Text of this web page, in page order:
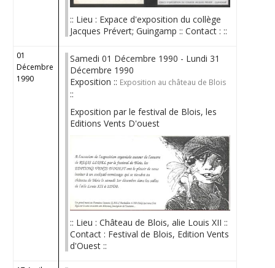
:: Lieu : Expace d'exposition du collège
Jacques Prévert; Guingamp :: Contact : ::
01
Décembre
1990
Samedi 01 Décembre 1990 - Lundi 31
Décembre 1990
Exposition :: Exposition au château de Blois
::
Exposition par le festival de Blois, les
Editions Vents D'ouest
:: Lieu : Château de Blois, alie Louis XII ::
Contact : Festival de Blois, Edition Vents
d'Ouest ::